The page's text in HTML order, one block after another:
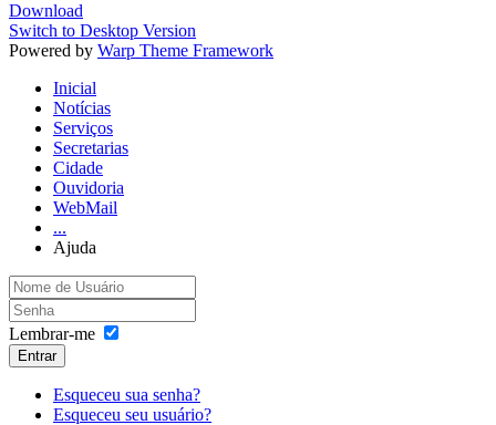
Download
Switch to Desktop Version
Powered by Warp Theme Framework
Inicial
Notícias
Serviços
Secretarias
Cidade
Ouvidoria
WebMail
...
Ajuda
Lembrar-me
Entrar
Esqueceu sua senha?
Esqueceu seu usuário?